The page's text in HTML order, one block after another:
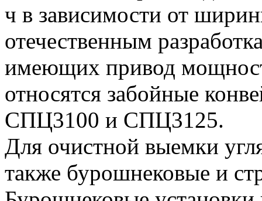
ч в зависимости от
отечественным
имеющих привод
относятся забойные
СПЦ3100 и СПЦ3125.
Для очистной выемки
также бурошнековые и